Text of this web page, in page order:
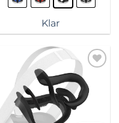
produkten
flera
De
alternativen
kan
väljas
på
Klar
Lägg till i
önskelista